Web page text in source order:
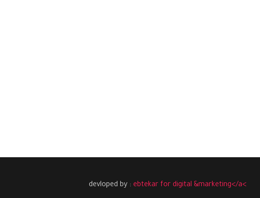
devloped by : ebtekar for digital &marketing</a<